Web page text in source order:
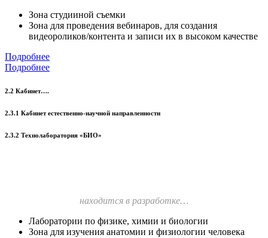
Зона студииной съемки
Зона для проведения вебинаров, для создания
видеороликов/контента и записи их в высоком качестве
Подробнее
Подробнее
2.2 Кабинет….
2.3.1 Кабинет естественно-научной направленности
2.3.2 Технолаборатория «БИО»
находится в разработке…
Лаборатории по физике, химии и биологии
Зона для изучения анатомии и физиологии человека